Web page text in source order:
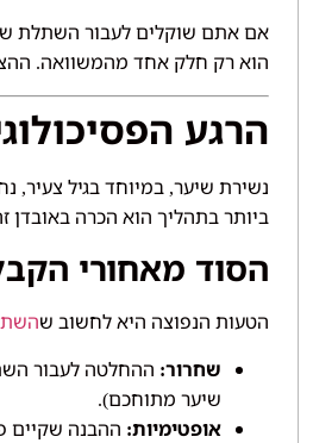
אם אתם שוקלים לעבור השתלת
הוא רק חלק אחד מהמשוואה.
הרגע
נשירת שיער, במיוחד בגיל צעיר,
ביותר בתהליך הוא הכרה באובדן
הסוד מאחורי
הטעות הנפוצה היא לחשוב ש
שחרור: ההחלטה לעבור
שיער מתוחכם).
אופטימיות: ההבנה שקיים